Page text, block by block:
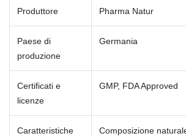
Produttore Pharma Natur
Paese di
produzione
Germania
Certificati e
licenze
GMP, FDA Approved
Caratteristiche
Composizione